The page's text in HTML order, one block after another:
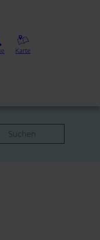
Karte
Suchen